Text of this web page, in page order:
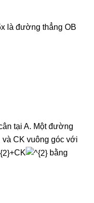
là đường thẳng OB
tại A. Một đường
và CK vuông góc với
+CK bằng